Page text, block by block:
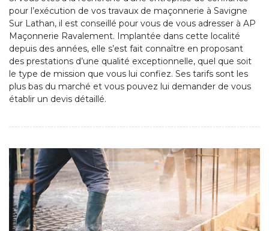
pour l’exécution de vos travaux de maçonnerie à Savigne
Sur Lathan, il est conseillé pour vous de vous adresser à AP
Maçonnerie Ravalement. Implantée dans cette localité
depuis des années, elle s’est fait connaître en proposant
des prestations d’une qualité exceptionnelle, quel que soit
le type de mission que vous lui confiez. Ses tarifs sont les
plus bas du marché et vous pouvez lui demander de vous
établir un devis détaillé.